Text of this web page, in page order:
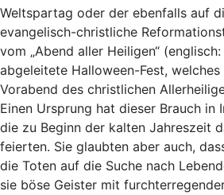
Weltspartag oder der ebenfalls auf
evangelisch-christliche
vom „Abend aller Heiligen“
abgeleitete Halloween-Fest,
Vorabend des christlichen
Einen Ursprung hat dieser Brauch in
die zu Beginn der kalten Jahreszeit
feierten. Sie glaubten aber auch,
die Toten auf die Suche nach
sie böse Geister mit